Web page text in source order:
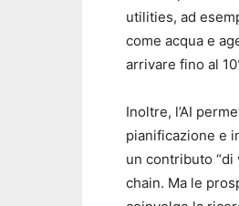
utilities, ad
come acqua e
arrivare fino al
Inoltre, l’AI
pianificazione e
un contributo
chain. Ma le